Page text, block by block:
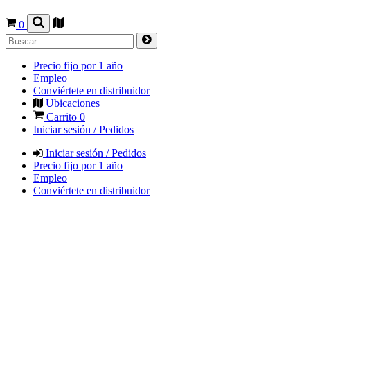
0
Precio fijo por 1 año
Empleo
Conviértete en distribuidor
Ubicaciones
Carrito 0
Iniciar sesión / Pedidos
Iniciar sesión / Pedidos
Precio fijo por 1 año
Empleo
Conviértete en distribuidor